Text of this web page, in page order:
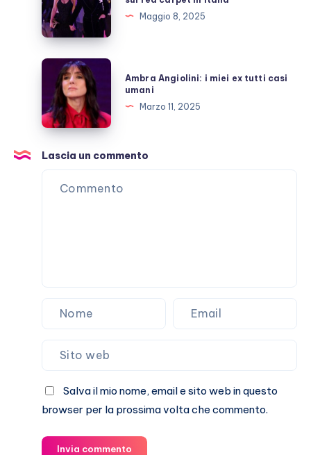
“lucidità”
e
Kylie
Jenner
sul
carpet
in
Italia
Maggio 8, 2025
Ambra
Angiolini:
miei
ex
tutti
casi
umani
Ambra Angiolini: i miei ex tutti casi
umani
Marzo 11, 2025
Lascia un commento
Salva il mio nome, email e sito web in questo
browser per la prossima volta che commento.
Invia commento